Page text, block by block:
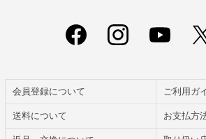
会員登録について ご利用ガ
送料について お支払方